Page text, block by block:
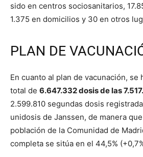
sido en centros sociosanitarios,
1.375 en domicilios y 30 en otros
PLAN DE
En cuanto al plan de vacunación, se
total de 6.647.332 dosis de las
2.599.810 segundas dosis
unidosis de Janssen, de manera
población de la Comunidad de
completa se sitúa en el 44,5%